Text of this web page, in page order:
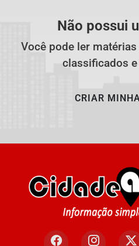
Não possui
Você pode ler
classificados
CRIAR